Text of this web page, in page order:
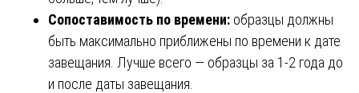
Сопоставимость по времени: образцы должны
быть максимально приближены по времени к дате
завещания. Лучше всего — образцы за 1-2 года до
и после даты завещания.